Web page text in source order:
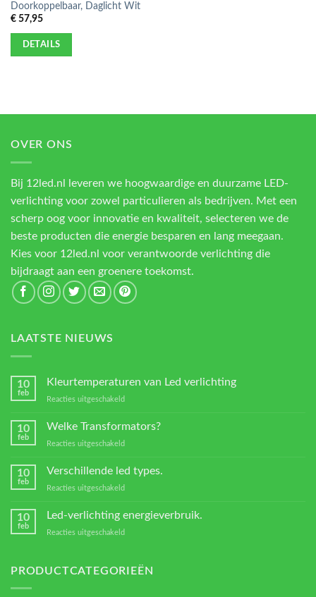
Doorkoppelbaar, Daglicht Wit
€57,95
DETAILS
OVER ONS
Bij 12led.nl leveren we hoogwaardige en duurzame LED-
verlichting voor zowel particulieren als bedrijven. Met een
scherp oog voor innovatie en kwaliteit, selecteren we de
beste producten die energie besparen en lang meegaan.
Kies voor 12led.nl voor verantwoorde verlichting die
bijdraagt aan een groenere toekomst.
LAATSTE NIEUWS
10
feb
Kleurtemperaturen van Led verlichting
Reacties uitgeschakeld
verlichting
10
feb
Welke Transformators?
Reacties uitgeschakeld
Transformators?
10
feb
Verschillende led types.
Reacties uitgeschakeld
10
feb
Led-verlichting energieverbruik.
Reacties uitgeschakeld
energieverbruik.
PRODUCTCATEGORIEËN